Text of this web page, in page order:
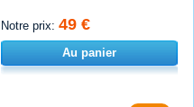
Notre prix: 49 €
Au panier